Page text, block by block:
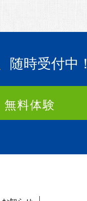
随時受付中！
無料体験